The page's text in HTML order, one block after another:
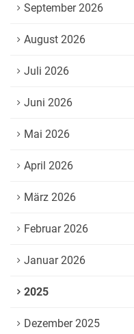
September 2026
August 2026
Juli 2026
Juni 2026
Mai 2026
April 2026
März 2026
Februar 2026
Januar 2026
2025
Dezember 2025